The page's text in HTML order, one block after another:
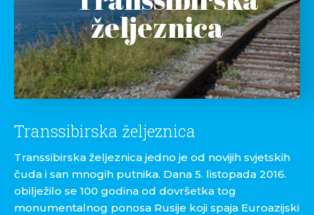
željeznica
Transsibirska željeznica
Transsibirska željeznica jedno je od novijih svjetskih
čuda i san mnogih putnika. Dana 5. listopada 2016.
obilježilo se 100 godina od dovršetka tog
monumentalnog ponosa Rusije koji spaja Euroazijski